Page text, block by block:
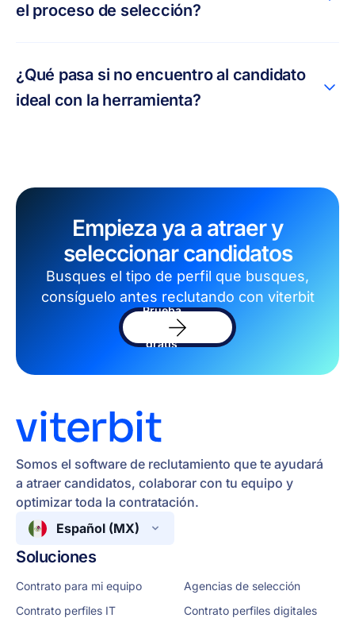
el proceso de selección?
¿Qué pasa si no encuentro al candidato
ideal con la herramienta?
Empieza ya a atraer y
seleccionar candidatos
Busques el tipo de perfil que busques,
consíguelo antes reclutando con viterbit
Prueba
software
gratis
Somos el software de reclutamiento que te ayudará
a atraer candidatos, colaborar con tu equipo y
optimizar toda la contratación.
Español (MX)
Soluciones
Contrato para mi equipo
Agencias de selección
Contrato perfiles IT
Contrato perfiles digitales